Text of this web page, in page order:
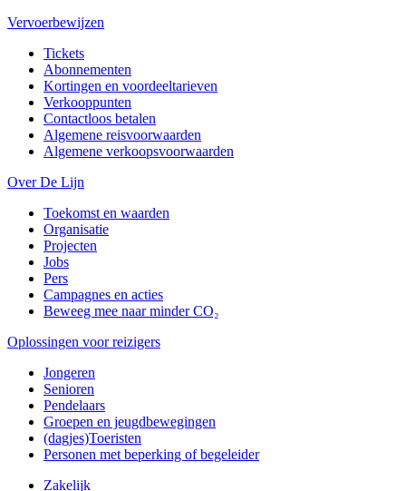
Vervoerbewijzen
Tickets
Abonnementen
Kortingen en voordeeltarieven
Verkooppunten
Contactloos betalen
Algemene reisvoorwaarden
Algemene verkoopsvoorwaarden
Over De Lijn
Toekomst en waarden
Organisatie
Projecten
Jobs
Pers
Campagnes en acties
Beweeg mee naar minder CO₂
Oplossingen voor reizigers
Jongeren
Senioren
Pendelaars
Groepen en jeugdbewegingen
(dagjes)Toeristen
Personen met beperking of begeleider
Zakelijk